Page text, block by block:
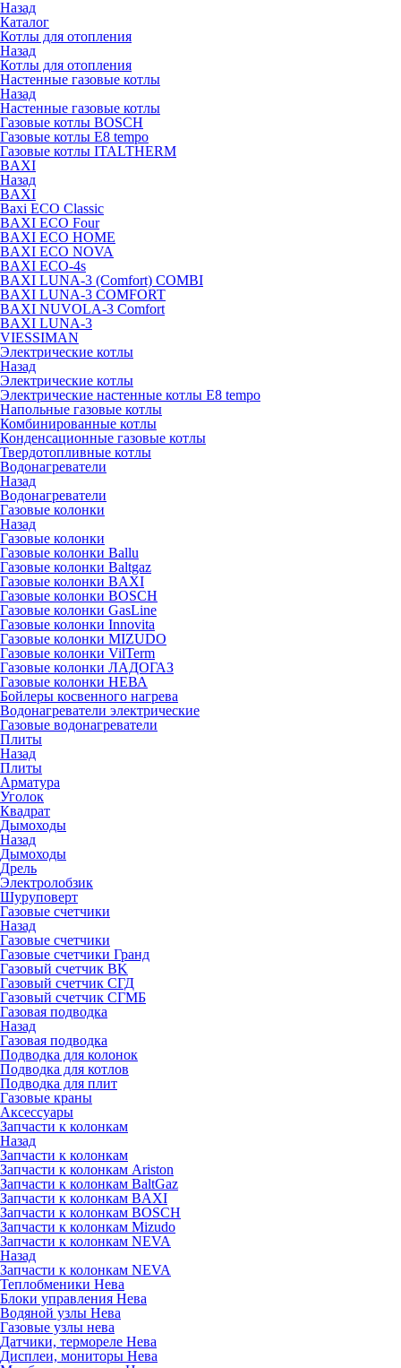
Назад
Каталог
Котлы для отопления
Назад
Котлы для отопления
Настенные газовые котлы
Назад
Настенные газовые котлы
Газовые котлы BOSCH
Газовые котлы E8 tempo
Газовые котлы ITALTHERM
BAXI
Назад
BAXI
Baxi ECO Classic
BAXI ECO Four
BAXI ECO HOME
BAXI ECO NOVA
BAXI ECO-4s
BAXI LUNA-3 (Comfort) COMBI
BAXI LUNA-3 COMFORT
BAXI NUVOLA-3 Comfort
BAXI LUNA-3
VIESSIMAN
Электрические котлы
Назад
Электрические котлы
Электрические настенные котлы E8 tempo
Напольные газовые котлы
Комбинированные котлы
Конденсационные газовые котлы
Твердотопливные котлы
Водонагреватели
Назад
Водонагреватели
Газовые колонки
Назад
Газовые колонки
Газовые колонки Ballu
Газовые колонки Baltgaz
Газовые колонки BAXI
Газовые колонки BOSCH
Газовые колонки GasLine
Газовые колонки Innovita
Газовые колонки MIZUDO
Газовые колонки VilTerm
Газовые колонки ЛАДОГАЗ
Газовые колонки НЕВА
Бойлеры косвенного нагрева
Водонагреватели электрические
Газовые водонагреватели
Плиты
Назад
Плиты
Арматура
Уголок
Квадрат
Дымоходы
Назад
Дымоходы
Дрель
Электролобзик
Шуруповерт
Газовые счетчики
Назад
Газовые счетчики
Газовые счетчики Гранд
Газовый счетчик BK
Газовый счетчик СГД
Газовый счетчик СГМБ
Газовая подводка
Назад
Газовая подводка
Подводка для колонок
Подводка для котлов
Подводка для плит
Газовые краны
Аксессуары
Запчасти к колонкам
Назад
Запчасти к колонкам
Запчасти к колонкам Ariston
Запчасти к колонкам BaltGaz
Запчасти к колонкам BAXI
Запчасти к колонкам BOSCH
Запчасти к колонкам Mizudo
Запчасти к колонкам NEVA
Назад
Запчасти к колонкам NEVA
Теплобменики Нева
Блоки управления Нева
Водяной узлы Нева
Газовые узлы нева
Датчики, термореле Нева
Дисплеи, мониторы Нева